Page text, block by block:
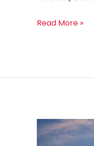
Read More »
TERBARU
2026!